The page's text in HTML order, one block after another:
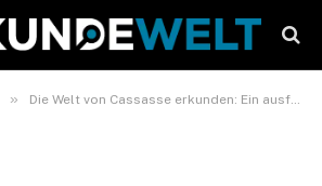
» Die Welt von Cassasse erkunden: Ein ausführlicher Leitfaden